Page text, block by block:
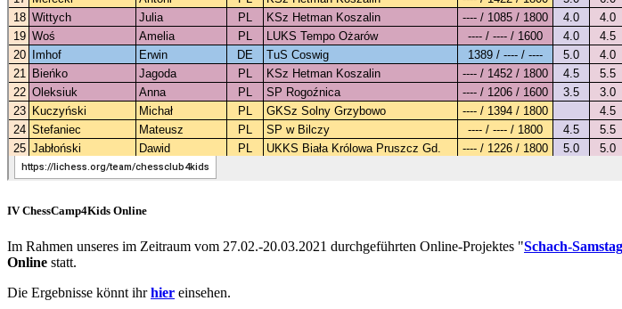
IV ChessCamp4Kids Online
Im Rahmen unseres im Zeitraum vom 27.02.-20.03.2021 durchgeführten Online-Projektes "Schach-
Online statt.
Die Ergebnisse könnt ihrhier einsehen.